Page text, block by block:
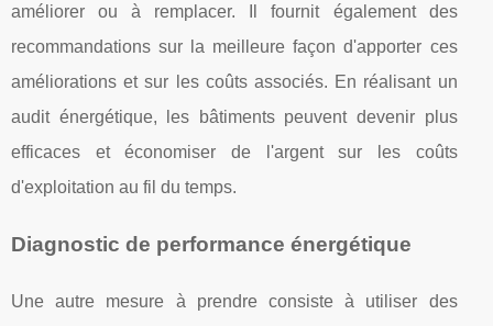
améliorer ou à remplacer. Il fournit également des
recommandations sur la meilleure façon d'apporter ces
améliorations et sur les coûts associés. En réalisant un
audit énergétique, les bâtiments peuvent devenir plus
efficaces et économiser de l'argent sur les coûts
d'exploitation au fil du temps.
Diagnostic de performance énergétique
Une autre mesure à prendre consiste à utiliser des